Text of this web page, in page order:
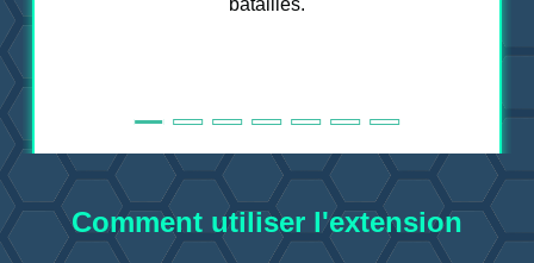
batailles.
Comment utiliser l'extension